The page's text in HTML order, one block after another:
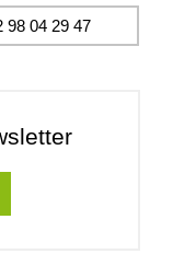
98 04 29 47